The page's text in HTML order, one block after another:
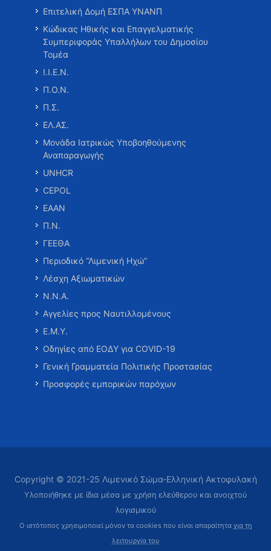
Επιτελική Δομή ΕΣΠΑ ΥΝΑΝΠ
Κώδικας Ηθικής και Επαγγελματικής
Συμπεριφοράς Υπαλλήλων του Δημοσίου
Τομέα
Ι.Ι.Ε.Ν.
Π.Ο.Ν.
Π.Σ.
ΕΛ.ΑΣ.
Μονάδα Ιατρικώς Υποβοηθούμενης
Αναπαραγωγής
UNHCR
CEPOL
ΕΑΑΝ
Π.Ν.
ΓΕΕΘΑ
Περιοδικό “Λιμενική Ηχώ”
Λέσχη Αξιωματικών
Ν.Ν.Α.
Αγγελίες προς Ναυτιλλομένους
Ε.Μ.Υ.
Οδηγίες από ΕΟΔΥ για COVID-19
Γενική Γραμματεία Πολιτικής Προστασίας
Προσφορές εμπορικών παρόχων
Copyright © 2021-25 Λιμενικό Σώμα-Ελληνική Ακτοφυλακή
Υλοποιήθηκε με ίδια μέσα με χρήση ελεύθερου και ανοιχτού
λογισμικού
Ο ιστότοπος χρησιμοποιεί μόνον τα cookies που είναι απαραίτητα για τη
λειτουργία του